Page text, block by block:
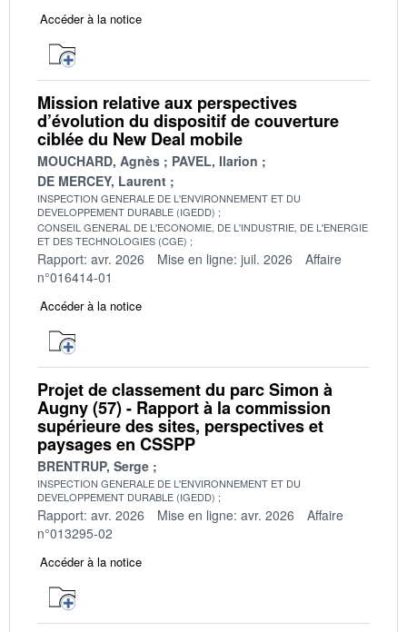
Accéder à la notice
Mission relative aux perspectives
d’évolution du dispositif de couverture
ciblée du New Deal mobile
MOUCHARD, Agnès
PAVEL, Ilarion
DE MERCEY, Laurent
INSPECTION GENERALE DE L'ENVIRONNEMENT ET DU
DEVELOPPEMENT DURABLE (IGEDD)
CONSEIL GENERAL DE L'ECONOMIE, DE L'INDUSTRIE, DE L'ENERGIE
ET DES TECHNOLOGIES (CGE)
Rapport: avr. 2026 Mise en ligne: juil. 2026
Affaire
n°016414-01
Accéder à la notice
Projet de classement du parc Simon à
Augny (57) - Rapport à la commission
supérieure des sites, perspectives et
paysages en CSSPP
BRENTRUP, Serge
INSPECTION GENERALE DE L'ENVIRONNEMENT ET DU
DEVELOPPEMENT DURABLE (IGEDD)
Rapport: avr. 2026 Mise en ligne: avr. 2026
Affaire
n°013295-02
Accéder à la notice